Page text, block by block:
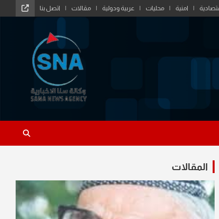
امنية محليات عربية ودولية مقالات اتصل بنا
المقالات